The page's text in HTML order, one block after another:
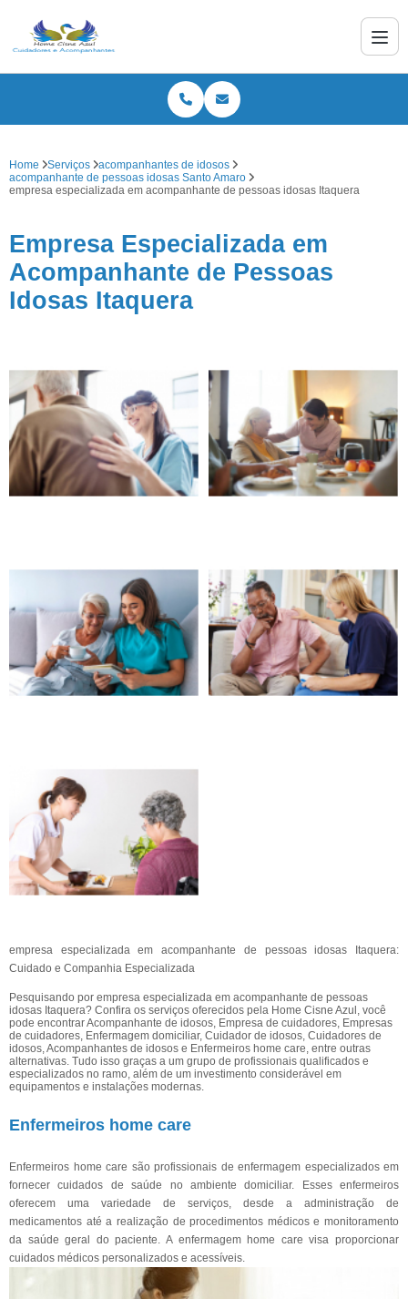
Home Serviços
acompanhantes de idosos
acompanhante de pessoas idosas Santo Amaro
empresa especializada em acompanhante de pessoas idosas Itaquera
Empresa Especializada em
Acompanhante de Pessoas
Idosas Itaquera
empresa especializada em acompanhante de pessoas idosas Itaquera:
Cuidado e Companhia Especializada
Pesquisando por empresa especializada em acompanhante de pessoas
idosas Itaquera? Confira os serviços oferecidos pela Home Cisne Azul, você
pode encontrar Acompanhante de idosos, Empresa de cuidadores, Empresas
de cuidadores, Enfermagem domiciliar, Cuidador de idosos, Cuidadores de
idosos, Acompanhantes de idosos e Enfermeiros home care, entre outras
alternativas. Tudo isso graças a um grupo de profissionais qualificados e
especializados no ramo, além de um investimento considerável em
equipamentos e instalações modernas.
Enfermeiros home care
Enfermeiros home care são profissionais de enfermagem especializados em
fornecer cuidados de saúde no ambiente domiciliar. Esses enfermeiros
oferecem uma variedade de serviços, desde a administração de
medicamentos até a realização de procedimentos médicos e monitoramento
da saúde geral do paciente. A enfermagem home care visa proporcionar
cuidados médicos personalizados e acessíveis.